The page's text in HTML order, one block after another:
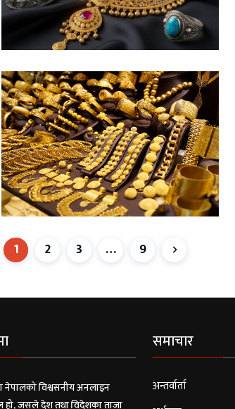
1 2 3 … 9
नेपालको विश्वसनीय अनलाइन
हो, जसले देश तथा विदेशका ताजा
समाचार
अन्तर्वार्ता